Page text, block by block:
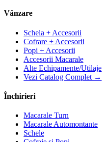
Vânzare
Schela + Accesorii
Cofrare + Accesorii
Popi + Accesorii
Accesorii Macarale
Alte Echipamente/Utilaje
Vezi Catalog Complet →
Închirieri
Macarale Turn
Macarale Automontante
Schele